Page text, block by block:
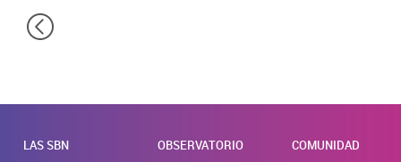
LAS SBN OBSERVATORIO COMUNIDAD